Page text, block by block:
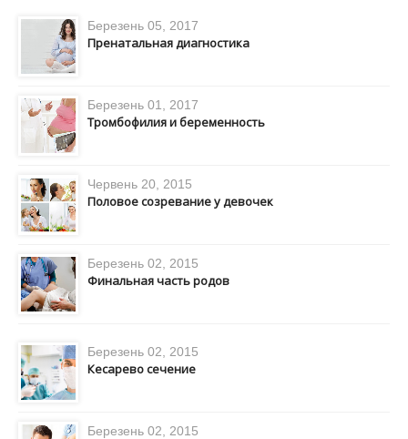
Березень 05, 2017
Пренатальная диагностика
Березень 01, 2017
Тромбофилия и беременность
Червень 20, 2015
Половое созревание у девочек
Березень 02, 2015
Финальная часть родов
Березень 02, 2015
Кесарево сечение
Березень 02, 2015